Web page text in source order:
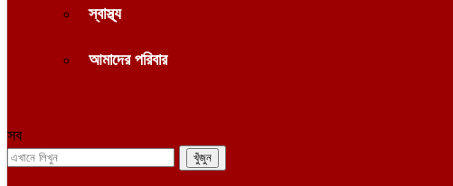
স্বাস্থ্য
আমাদের পরিবার
সব